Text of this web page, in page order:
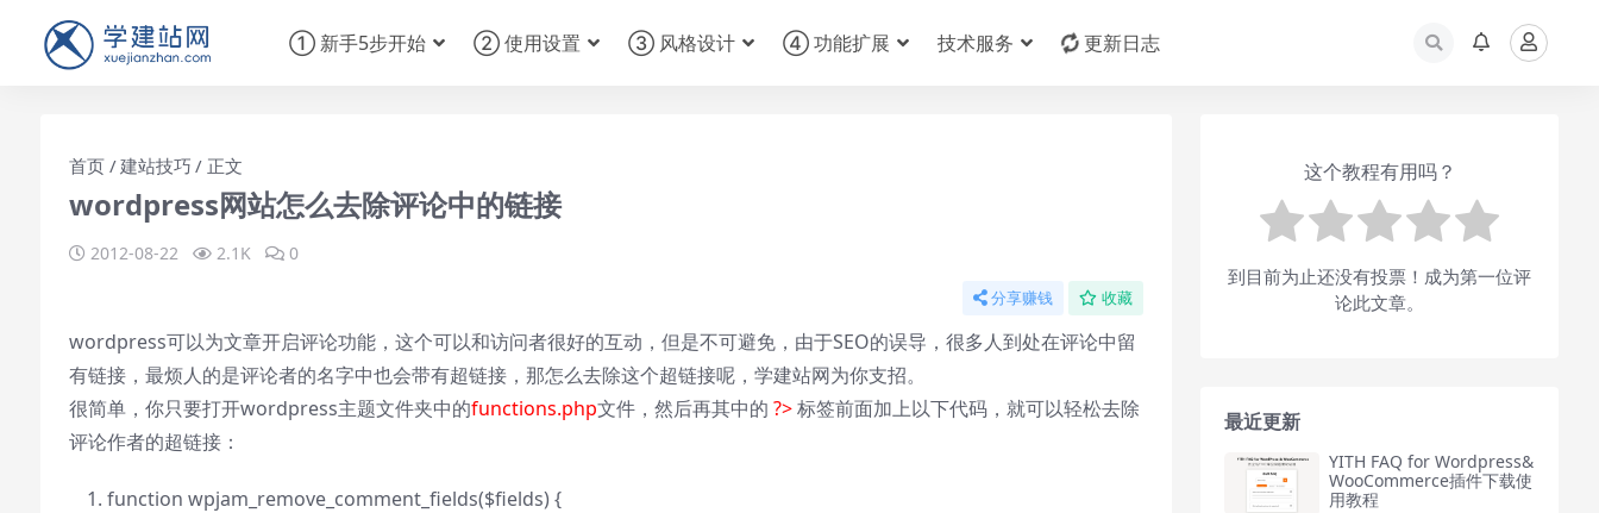
① 新手5步开始 ② 使用设置 ③ 风格设计 ④ 功能扩展 技术服务 更新日志
首页 建站技巧 正文
wordpress网站怎么去除评论中的链接
2012-08-22 2.1K 0
分享赚钱 收藏
wordpress可以为文章开启评论功能，这个可以和访问者很好的互动，但是不可避免，由于SEO的误导，很多人到处在评论中留
有链接，最烦人的是评论者的名字中也会带有超链接，那怎么去除这个超链接呢，学建站网为你支招。
很简单，你只要打开wordpress主题文件夹中的functions.php文件，然后再其中的 ?>标签前面加上以下代码，就可以轻松去除
评论作者的超链接：
function wpjam_remove_comment_fields($fields) {
这个教程有用吗？
到目前为止还没有投票！成为第一位评
论此文章。
最近更新
YITH FAQ for Wordpress&
WooCommerce插件下载使
用教程